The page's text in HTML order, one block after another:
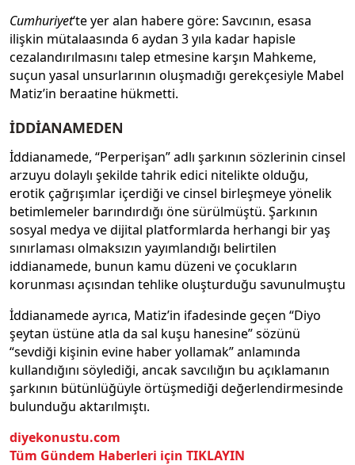
Cumhuriyet‘te yer alan habere göre: Savcının, esasa
ilişkin mütalaasında 6 aydan 3 yıla kadar hapisle
cezalandırılmasını talep etmesine karşın Mahkeme,
suçun yasal unsurlarının oluşmadığı gerekçesiyle Mabel
Matiz’in beraatine hükmetti.
İDDİANAMEDEN
İddianamede, “Perperişan” adlı şarkının sözlerinin cinsel
arzuyu dolaylı şekilde tahrik edici nitelikte olduğu,
erotik çağrışımlar içerdiği ve cinsel birleşmeye yönelik
betimlemeler barındırdığı öne sürülmüştü. Şarkının
sosyal medya ve dijital platformlarda herhangi bir yaş
sınırlaması olmaksızın yayımlandığı belirtilen
iddianamede, bunun kamu düzeni ve çocukların
korunması açısından tehlike oluşturduğu savunulmuştu
İddianamede ayrıca, Matiz’in ifadesinde geçen “Diyo
şeytan üstüne atla da sal kuşu hanesine” sözünü
“sevdiği kişinin evine haber yollamak” anlamında
kullandığını söylediği, ancak savcılığın bu açıklamanın
şarkının bütünlüğüyle örtüşmediği değerlendirmesinde
bulunduğu aktarılmıştı.
diyekonustu.com
Tüm Gündem Haberleri için TIKLAYIN